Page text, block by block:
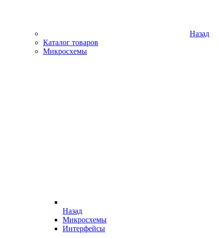
Назад
Каталог товаров
Микросхемы
Назад
Микросхемы
Интерфейсы